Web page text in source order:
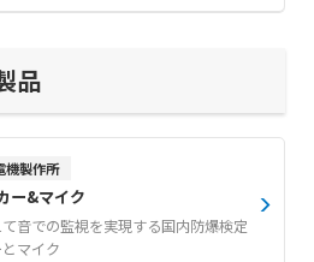
品
機製作所
ー&マイク
音での監視を実現する国内防爆検定
マイク